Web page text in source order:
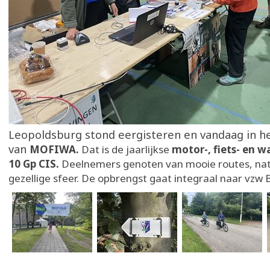
Leopoldsburg stond eergisteren en vandaag in
van MOFIWA. Dat is de jaarlijkse motor-, fiets- en
10 Gp CIS. Deelnemers genoten van mooie routes,
gezellige sfeer. De opbrengst gaat integraal naar vzw